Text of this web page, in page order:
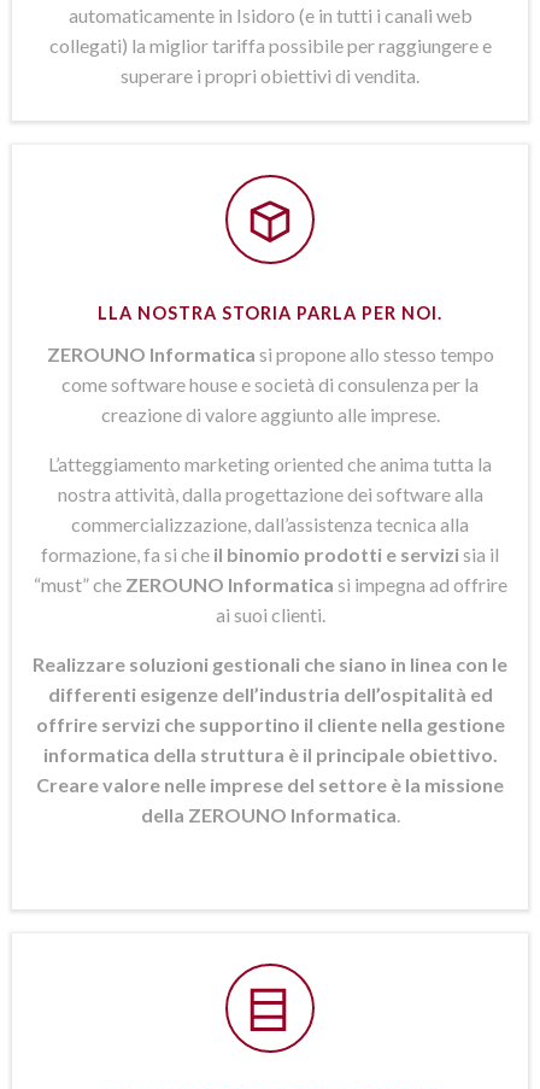
automaticamente in Isidoro (e in tutti i canali web
collegati) la miglior tariffa possibile per raggiungere e
superare i propri obiettivi di vendita.
LLA NOSTRA STORIA PARLA PER NOI.
ZEROUNO Informatica si propone allo stesso tempo
come software house e società di consulenza per la
creazione di valore aggiunto alle imprese.
L’atteggiamento marketing oriented che anima tutta la
nostra attività, dalla progettazione dei software alla
commercializzazione, dall’assistenza tecnica alla
formazione, fa si che il binomio prodotti e servizisia il
“must” che ZEROUNO Informatica si impegna ad offrire
ai suoi clienti.
Realizzare soluzioni gestionali che siano in linea con le
differenti esigenze dell’industria dell’ospitalità ed
offrire servizi che supportino il cliente nella gestione
informatica della struttura è il principale obiettivo.
Creare valore nelle imprese del settore è la missione
della ZEROUNO Informatica